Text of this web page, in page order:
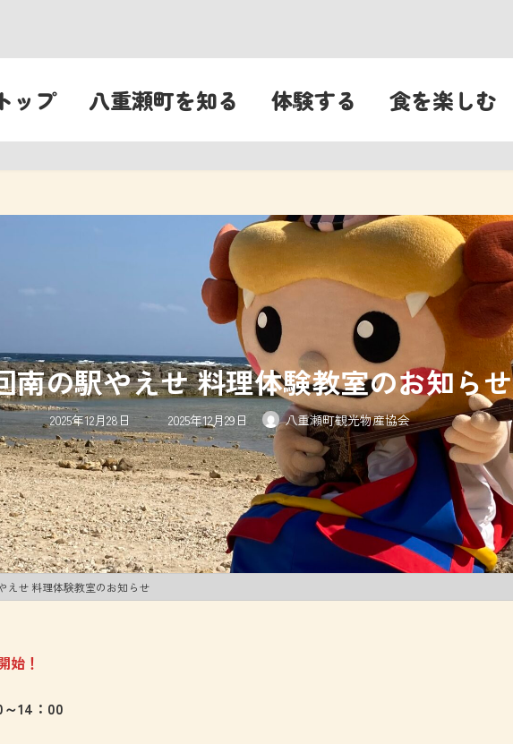
トップ 八重瀬町を知る 体験する 食を楽しむ
南の駅やえせ 料理体験教室のお知らせ
2025年12月28日 最
終
更
新
日
時
:
2025年12月29日 八重瀬町観光物産協会
えせ 料理体験教室のお知らせ
始！
14：00